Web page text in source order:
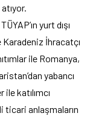
yurt dışı
İhracatçı
ile Romanya,
yabancı
katılımcı
ticari anlaşmaların